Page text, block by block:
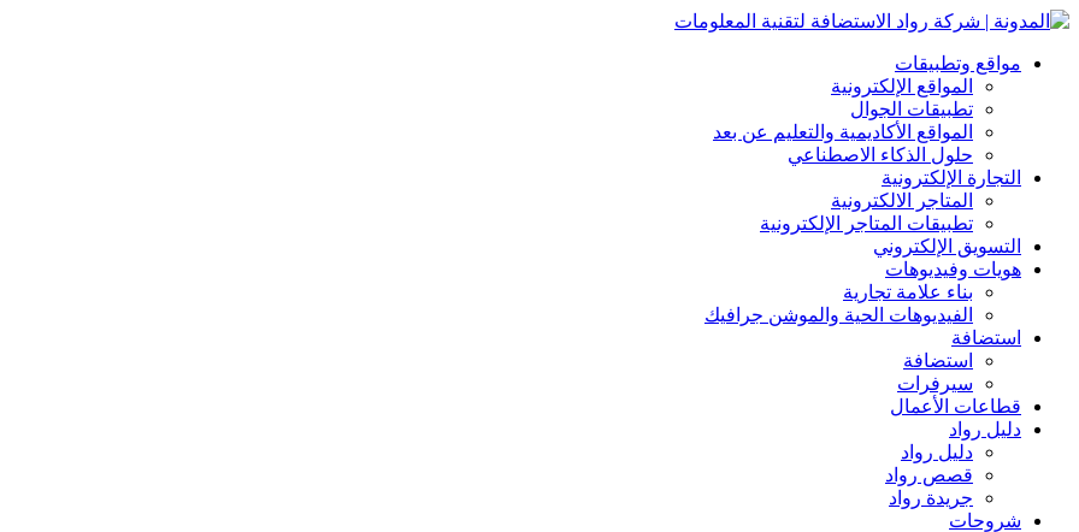
مواقع وتطبيقات
المواقع الإلكترونية
تطبيقات الجوال
المواقع الأكاديمية والتعليم عن بعد
حلول الذكاء الاصطناعي
التجارة الإلكترونية
المتاجر الالكترونية
تطبيقات المتاجر الإلكترونية
التسويق الإلكتروني
هويات وفيديوهات
بناء علامة تجارية
الفيديوهات الحية والموشن جرافيك
استضافة
استضافة
سيرفرات
قطاعات الأعمال
دليل رواد
دليل رواد
قصص رواد
جريدة رواد
شروحات